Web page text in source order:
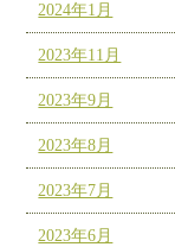
2024年1月
2023年11月
2023年9月
2023年8月
2023年7月
2023年6月